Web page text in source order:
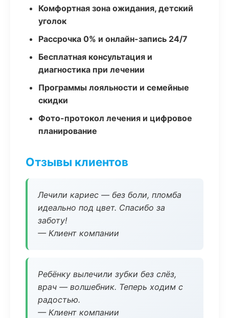
Комфортная зона ожидания, детский
уголок
Рассрочка 0% и онлайн-запись 24/7
Бесплатная консультация и
диагностика при лечении
Программы лояльности и семейные
скидки
Фото-протокол лечения и цифровое
планирование
Отзывы клиентов
Лечили кариес — без боли, пломба
идеально под цвет. Спасибо за
заботу!
— Клиент компании
Ребёнку вылечили зубки без слёз,
врач — волшебник. Теперь ходим с
радостью.
— Клиент компании